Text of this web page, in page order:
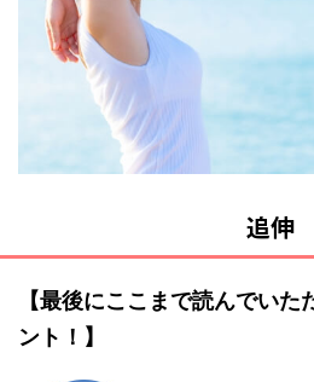
追伸
【最後にここまで読んでい
ント！】